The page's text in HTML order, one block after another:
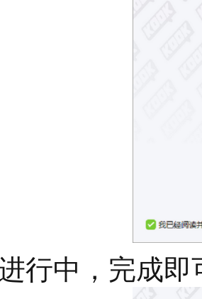
行中，完成即